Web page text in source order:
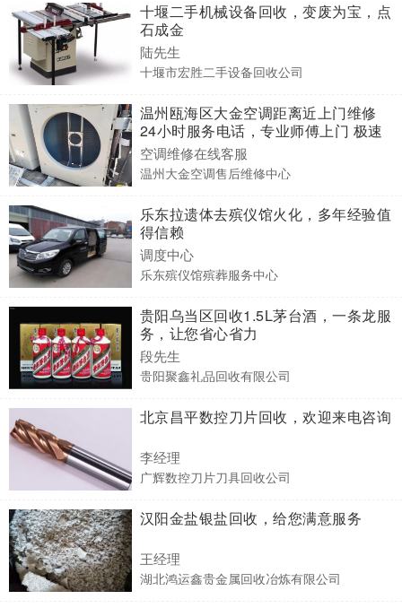
十堰二手机械设备回收，变废为宝，点
石成金
陆先生
十堰市宏胜二手设备回收公司
温州瓯海区大金空调距离近上门维修
24小时服务电话，专业师傅上门 极速
检修
空调维修在线客服
温州大金空调售后维修中心
乐东拉遗体去殡仪馆火化，多年经验值
得信赖
调度中心
乐东殡仪馆殡葬服务中心
贵阳乌当区回收1.5L茅台酒，一条龙服
务，让您省心省力
段先生
贵阳聚鑫礼品回收有限公司
北京昌平数控刀片回收，欢迎来电咨询
李经理
广辉数控刀片刀具回收公司
汉阳金盐银盐回收，给您满意服务
王经理
湖北鸿运鑫贵金属回收冶炼有限公司